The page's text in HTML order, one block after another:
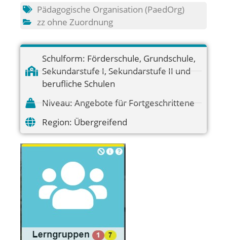
Pädagogische Organisation (PaedOrg)
zz ohne Zuordnung
Schulform: Förderschule, Grundschule,
Sekundarstufe I, Sekundarstufe II und
berufliche Schulen
Niveau: Angebote für Fortgeschrittene
Region: Übergreifend